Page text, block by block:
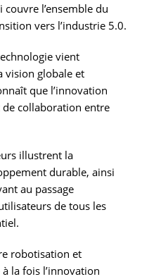
l’ensemble du
vers l’industrie 5.0.
vient
vision globale et
que l’innovation
de collaboration entre
illustrent la
durable, ainsi
au passage
de tous les
robotisation et
la fois l’innovation